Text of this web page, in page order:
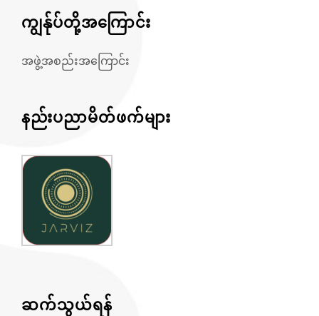
ကျွန်ုပ်တို့အကြောင်း
အဖွဲ့အစည်းအကြောင်း
နည်းပညာမိတ်ဖက်များ
ဆက်သွယ်ရန်